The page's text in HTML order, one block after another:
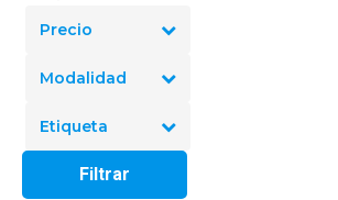
Precio
Modalidad
Etiqueta
Filtrar